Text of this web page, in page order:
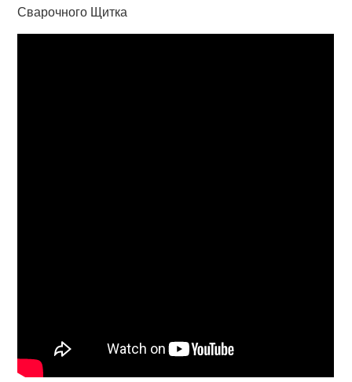
Сварочного Щитка